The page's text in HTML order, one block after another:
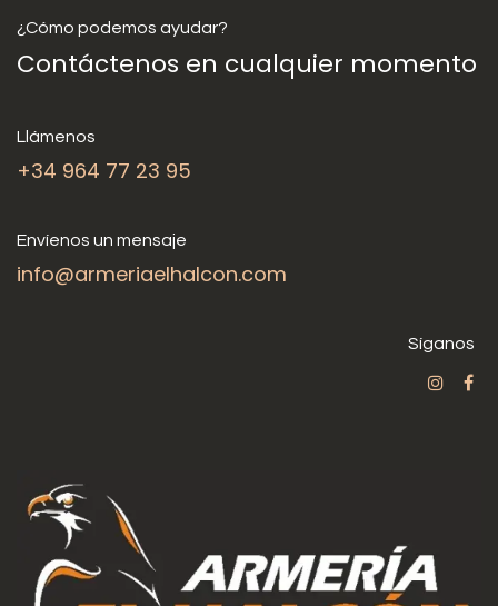
¿Cómo podemos ayudar?
Contáctenos en cualquier momento
Llámenos
+34 964 77 23 95
Envíenos un mensaje
info@armeriaelhalcon.com
Síganos